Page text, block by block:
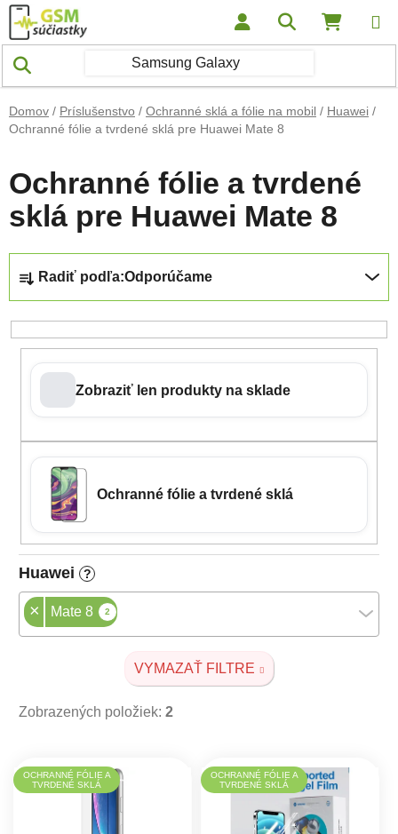
Prejsť na obsah Hľadať
Domov / Príslušenstvo / Ochranné sklá a fólie na mobil / Huawei /
Ochranné fólie a tvrdené sklá pre Huawei Mate 8
Ochranné fólie a tvrdené
sklá pre Huawei Mate 8
Radiť podľa:Odporúčame
Zobraziť len produkty na sklade
Ochranné fólie a tvrdené sklá
Huawei ?
× Mate 8 2
VYMAZAŤ FILTRE
Zobrazených položiek: 2
Výpis produktov
OCHRANNÉ FÓLIE A
TVRDENÉ SKLÁ
OCHRANNÉ FÓLIE A
TVRDENÉ SKLÁ